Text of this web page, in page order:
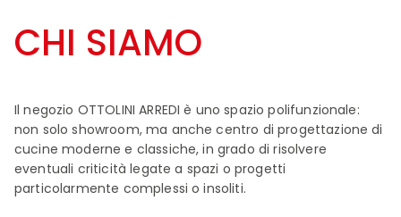
CHI SIAMO
Il negozio OTTOLINI ARREDI è uno spazio polifunzionale:
non solo showroom, ma anche centro di progettazione di
cucine moderne e classiche, in grado di risolvere
eventuali criticità legate a spazi o progetti
particolarmente complessi o insoliti.